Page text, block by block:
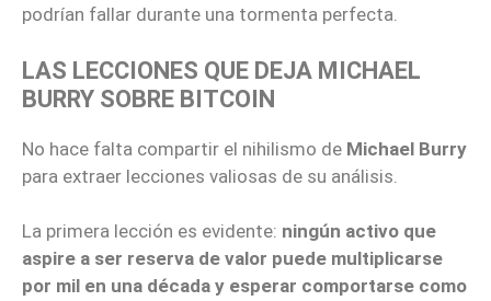
podrían fallar durante una tormenta perfecta.
LAS LECCIONES QUE DEJA MICHAEL
BURRY SOBRE BITCOIN
No hace falta compartir el nihilismo de Michael Burry
para extraer lecciones valiosas de su análisis.
La primera lección es evidente: ningún activo que
aspire a ser reserva de valor puede multiplicarse
por mil en una década y esperar comportarse como